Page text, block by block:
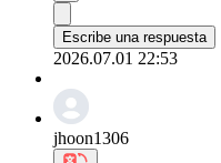
Escribe una respuesta
2026.07.01 22:53
jhoon1306